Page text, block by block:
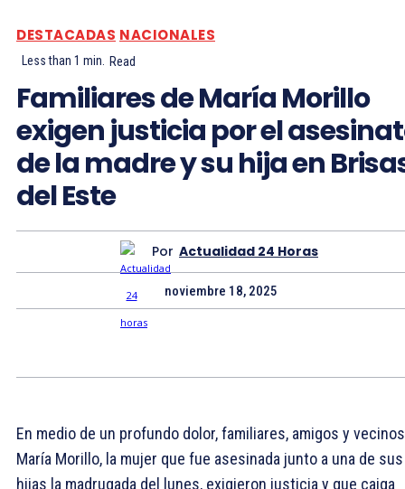
DESTACADAS NACIONALES
Less than 1 min. Read
Familiares de María Morillo
exigen justicia por el
de la madre y su hija en
del Este
Por Actualidad 24 Horas
noviembre 18, 2025
En medio de un profundo dolor, familiares, amigos y
María Morillo, la mujer que fue asesinada junto a una de sus
hijas la madrugada del lunes, exigieron justicia y que caiga